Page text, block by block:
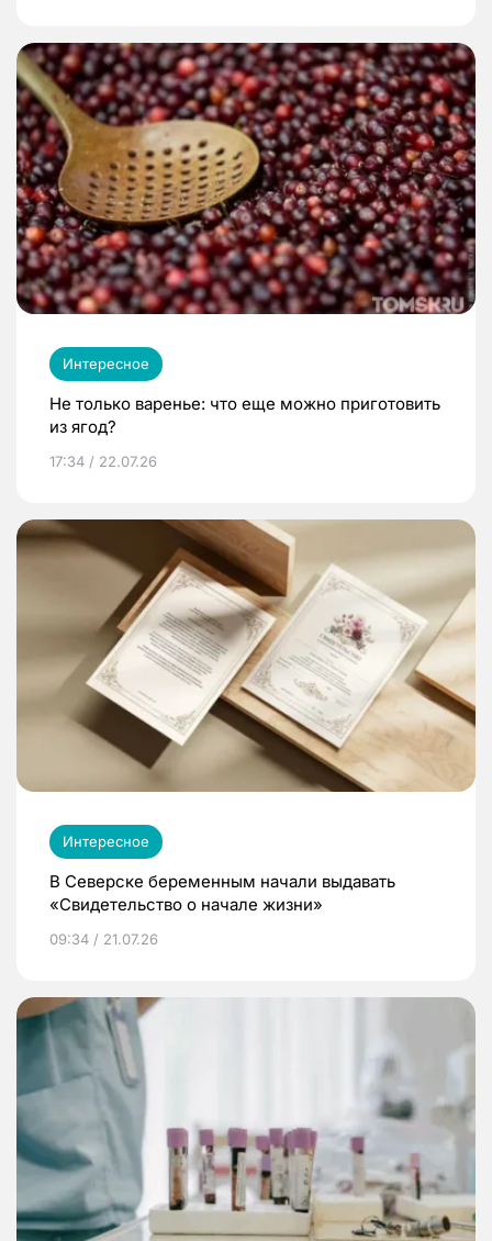
Интересное
Не только варенье: что еще можно приготовить
из ягод?
17:34 / 22.07.26
Интересное
В Северске беременным начали выдавать
«Свидетельство о начале жизни»
09:34 / 21.07.26